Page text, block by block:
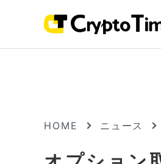
HOME ニュース